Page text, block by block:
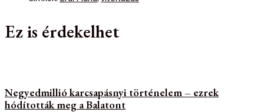
Ez is érdekelhet
Negyedmillió karcsapásnyi történelem – ezrek
hódították meg a Balatont